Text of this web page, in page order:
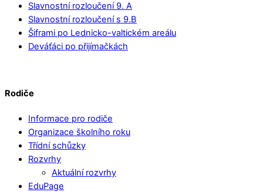
Slavnostní rozloučení 9. A
Slavnostní rozloučení s 9.B
Šiframi po Lednicko-valtickém areálu
Deváťáci po přijímačkách
Rodiče
Informace pro rodiče
Organizace školního roku
Třídní schůzky
Rozvrhy
Aktuální rozvrhy
EduPage